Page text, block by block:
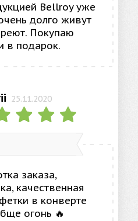
Bellroy уже
долго живут
Покупаю
в подарок.
25.11.2020
заказа,
качественная
в конверте
огонь 🔥